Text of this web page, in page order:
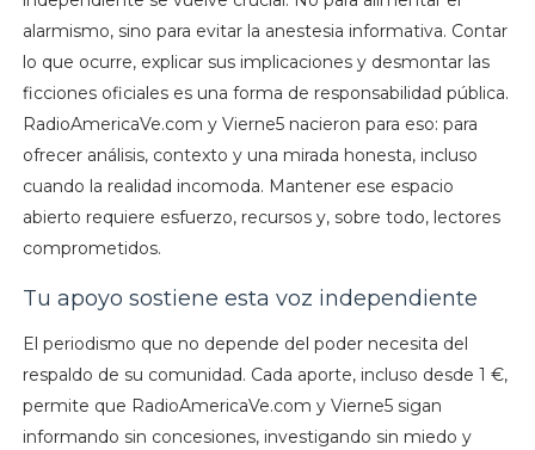
alarmismo, sino para evitar la anestesia informativa. Contar
lo que ocurre, explicar sus implicaciones y desmontar las
ficciones oficiales es una forma de responsabilidad pública.
RadioAmericaVe.com y Vierne5 nacieron para eso: para
ofrecer análisis, contexto y una mirada honesta, incluso
cuando la realidad incomoda. Mantener ese espacio
abierto requiere esfuerzo, recursos y, sobre todo, lectores
comprometidos.
Tu apoyo sostiene esta voz independiente
El periodismo que no depende del poder necesita del
respaldo de su comunidad. Cada aporte, incluso desde 1 €,
permite que RadioAmericaVe.com y Vierne5 sigan
informando sin concesiones, investigando sin miedo y